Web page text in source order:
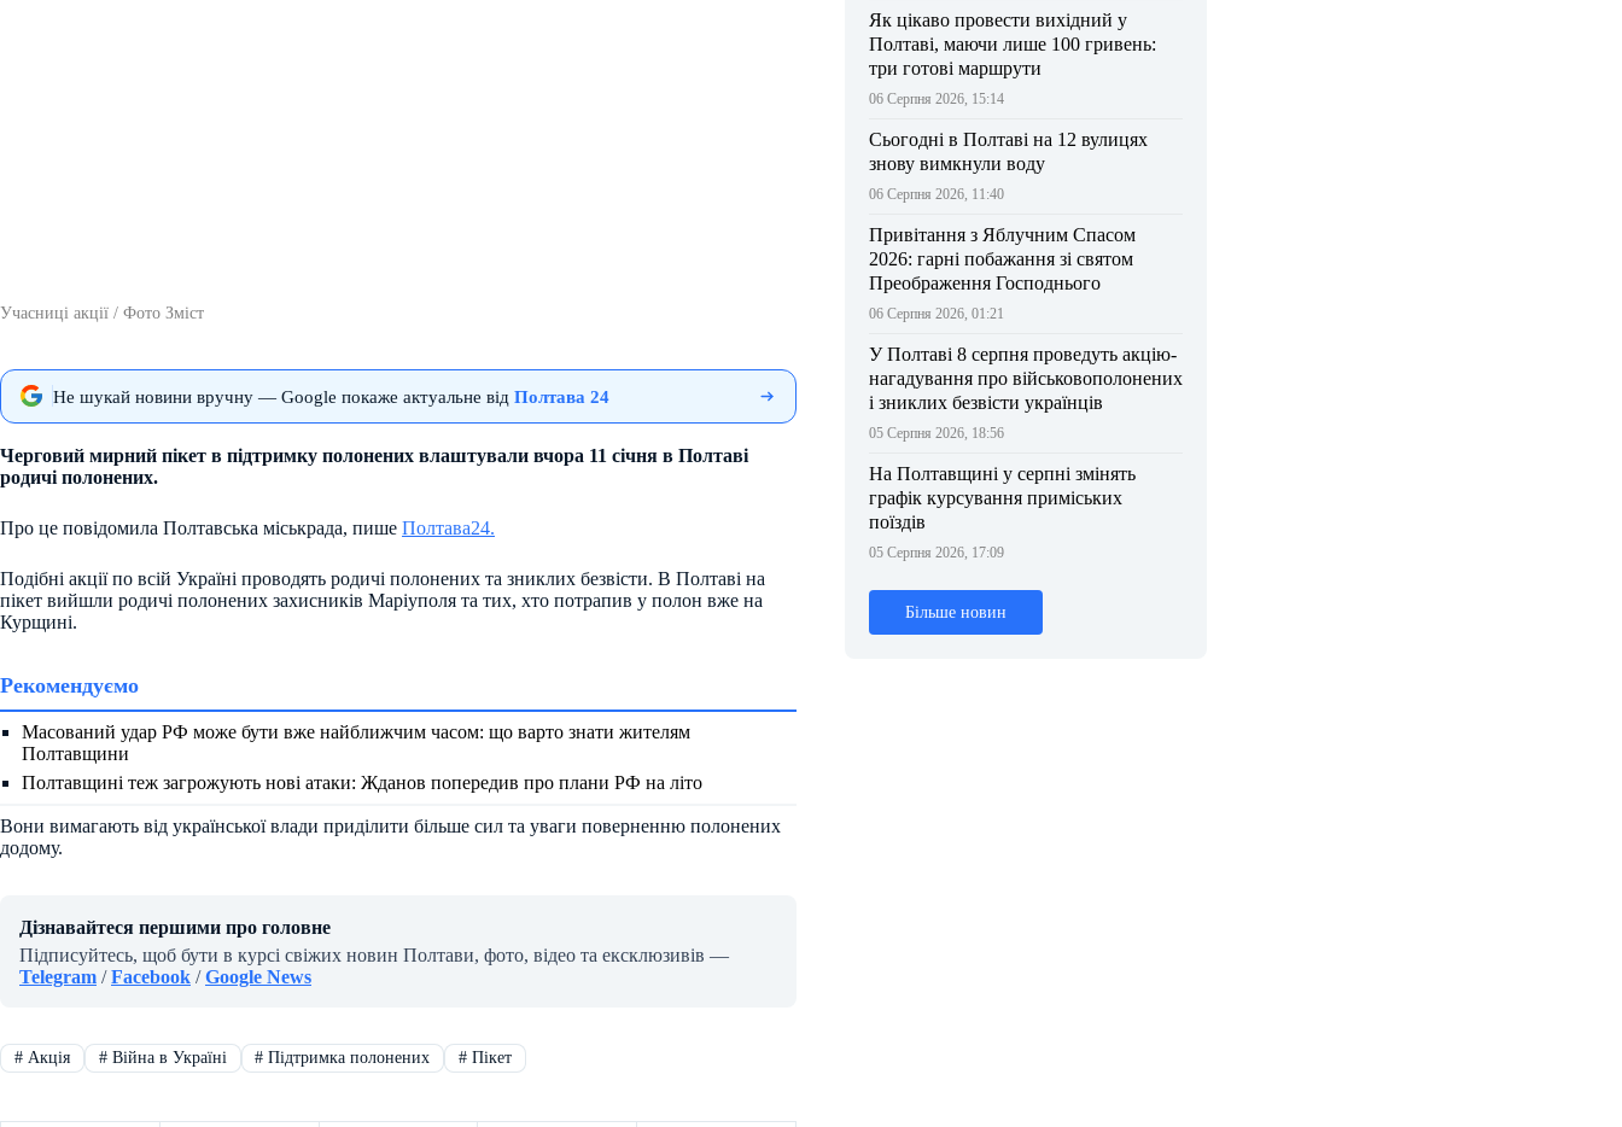
Учасниці акції / Фото Зміст
Не шукай новини вручну — Google покаже актуальне від Полтава 24
Черговий мирний пікет в підтримку полонених влаштували вчора 11 січня в Полтаві
родичі полонених.
Про це повідомила Полтавська міськрада, пише Полтава24.
Подібні акції по всій Україні проводять родичі полонених та зниклих безвісти. В Полтаві на
пікет вийшли родичі полонених захисників Маріуполя та тих, хто потрапив у полон вже на
Курщині.
Рекомендуємо
Масований удар РФ може бути вже найближчим часом: що варто знати жителям
Полтавщини
Полтавщині теж загрожують нові атаки: Жданов попередив про плани РФ на літо
Вони вимагають від української влади приділити більше сил та уваги поверненню полонених
додому.
Дізнавайтеся першими про головне
Підписуйтесь, щоб бути в курсі свіжих новин Полтави, фото, відео та ексклюзивів —
Telegram /Facebook /Google News
#Акція #Війна в Україні # Підтримка полонених # Пікет
Як цікаво провести вихідний у
Полтаві, маючи лише 100 гривень:
три готові маршрути
06 Серпня 2026, 15:14
Сьогодні в Полтаві на 12 вулицях
знову вимкнули воду
06 Серпня 2026, 11:40
Привітання з Яблучним Спасом
2026: гарні побажання зі святом
Преображення Господнього
06 Серпня 2026, 01:21
У Полтаві 8 серпня проведуть акцію-
нагадування про військовополонених
і зниклих безвісти українців
05 Серпня 2026, 18:56
На Полтавщині у серпні змінять
графік курсування приміських
поїздів
05 Серпня 2026, 17:09
Більше новин